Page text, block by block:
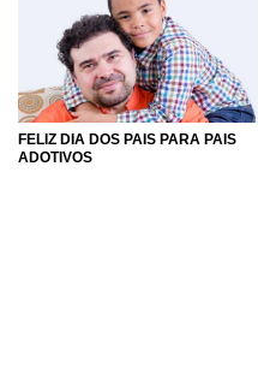
FELIZ DIA DOS PAIS PARA PAIS
ADOTIVOS